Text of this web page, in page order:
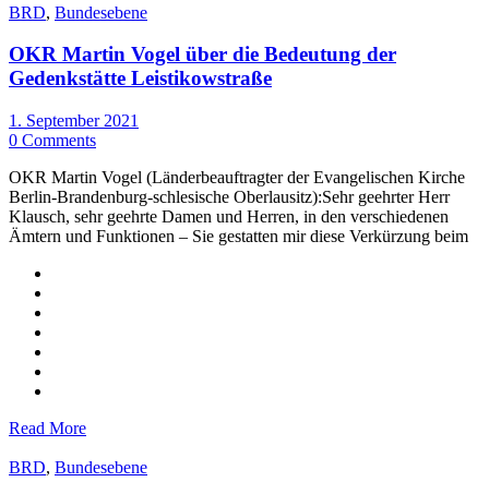
BRD, Bundesebene
OKR Martin Vogel über die Bedeutung der
Gedenkstätte Leistikowstraße
1. September 2021
0 Comments
OKR Martin Vogel (Länderbeauftragter der Evangelischen Kirche
Berlin-Brandenburg-schlesische Oberlausitz):Sehr geehrter Herr
Klausch, sehr geehrte Damen und Herren, in den verschiedenen
Ämtern und Funktionen – Sie gestatten mir diese Verkürzung beim
Read More
BRD, Bundesebene